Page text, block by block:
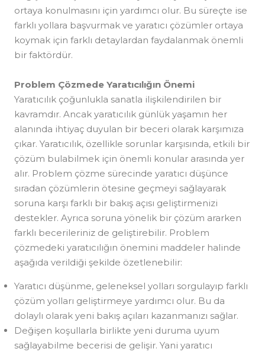
ortaya konulmasını için yardımcı olur. Bu süreçte ise
farklı yollara başvurmak ve yaratıcı çözümler ortaya
koymak için farklı detaylardan faydalanmak önemli
bir faktördür.
Problem Çözmede Yaratıcılığın Önemi
Yaratıcılık çoğunlukla sanatla ilişkilendirilen bir
kavramdır. Ancak yaratıcılık günlük yaşamın her
alanında ihtiyaç duyulan bir beceri olarak karşımıza
çıkar. Yaratıcılık, özellikle sorunlar karşısında, etkili bir
çözüm bulabilmek için önemli konular arasında yer
alır. Problem çözme sürecinde yaratıcı düşünce
sıradan çözümlerin ötesine geçmeyi sağlayarak
soruna karşı farklı bir bakış açısı geliştirmenizi
destekler. Ayrıca soruna yönelik bir çözüm ararken
farklı becerileriniz de geliştirebilir. Problem
çözmedeki yaratıcılığın önemini maddeler halinde
aşağıda verildiği şekilde özetlenebilir:
Yaratıcı düşünme, geleneksel yolları sorgulayıp farklı
çözüm yolları geliştirmeye yardımcı olur. Bu da
dolaylı olarak yeni bakış açıları kazanmanızı sağlar.
Değişen koşullarla birlikte yeni duruma uyum
sağlayabilme becerisi de gelişir. Yani yaratıcı